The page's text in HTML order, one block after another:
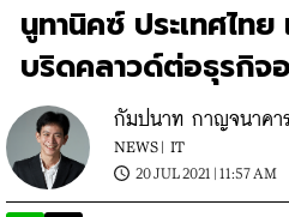
นูทานิคซ์ ประเทศไท
บริดคลาวด์ต่อธุรกิจ
กัมปนาท กาญจนาคาร
NEWS | IT
20 JUL 2021 | 11:57 AM